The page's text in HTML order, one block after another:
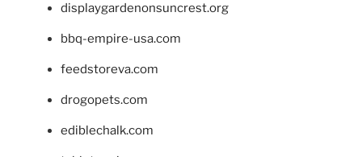
displaygardenonsuncrest.org
bbq-empire-usa.com
feedstoreva.com
drogopets.com
ediblechalk.com